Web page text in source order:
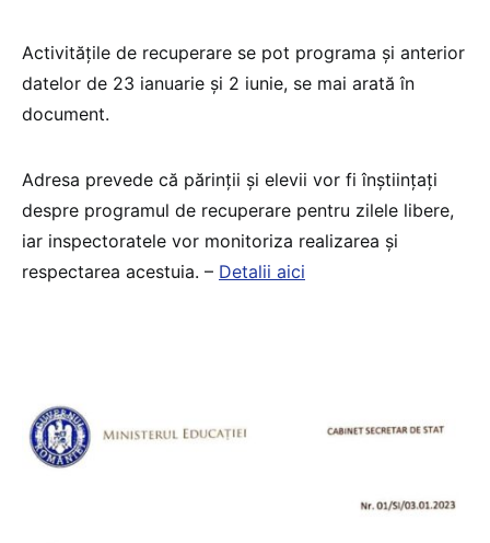
Activitățile de recuperare se pot programa și anterior
datelor de 23 ianuarie și 2 iunie, se mai arată în
document.
Adresa prevede că părinții și elevii vor fi înștiințați
despre programul de recuperare pentru zilele libere,
iar inspectoratele vor monitoriza realizarea și
respectarea acestuia. – Detalii aici